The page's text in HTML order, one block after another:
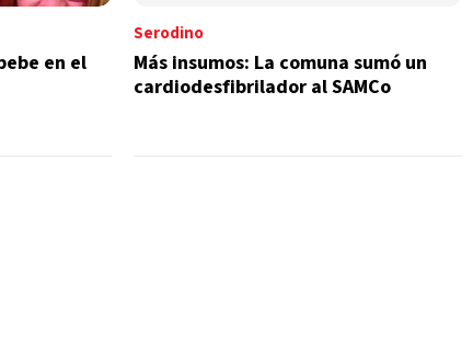
en el
Serodino
Más insumos: La comuna sumó un
cardiodesfibrilador al SAMCo